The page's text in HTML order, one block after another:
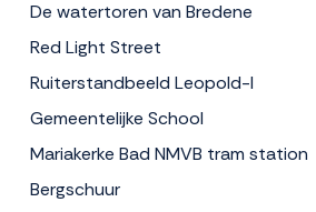
De watertoren van Bredene
Red Light Street
Ruiterstandbeeld Leopold-I
Gemeentelijke School
Mariakerke Bad NMVB tram station
Bergschuur